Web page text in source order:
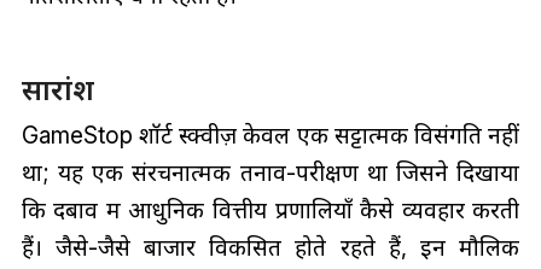
सारांश
GameStop शॉर्ट स्क्वीज़ केवल एक सट्टात्मक विसंगति नहीं
था; यह एक संरचनात्मक तनाव-परीक्षण था जिसने दिखाया
कि दबाव में आधुनिक वित्तीय प्रणालियाँ कैसे व्यवहार करती
हैं। जैसे-जैसे बाजार विकसित होते रहते हैं, इन मौलिक